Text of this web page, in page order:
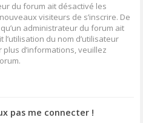
du forum ait désactivé les
visiteurs de s’inscrire. De
administrateur du forum ait
du nom d’utilisateur
d’informations, veuillez
pas me connecter !